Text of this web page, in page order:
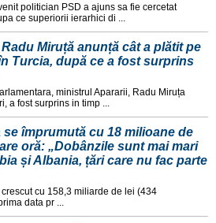
politician PSD a ajuns sa fie cercetat
ce superiorii ierarhici di ...
Miruță anunță cât a plătit pe
Turcia, după ce a fost surprins
ministrul Apararii, Radu Miruța
a fost surprins in timp ...
se împrumută cu 18 milioane de
oră: „Dobânzile sunt mai mari
și Albania, țări care nu fac parte
cu 158,3 miliarde de lei (434
data pr ...